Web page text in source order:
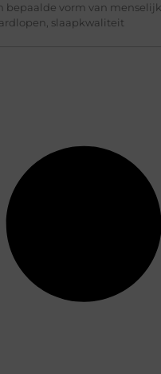
bepaalde vorm van
slaapkwaliteit